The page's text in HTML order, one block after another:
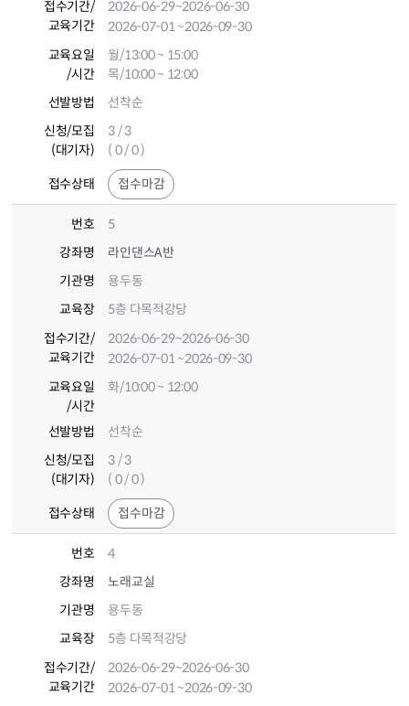
접수기간/
교육기간
2026-06-29~2026-06-30
2026-07-01 ~2026-09-30
교육요일
/시간
월/13:00 ~ 15:00
목/10:00 ~ 12:00
선발방법
선착순
신청/모집
(대기자)
3 / 3
( 0 / 0 )
접수상태 접수마감
번호
5
강좌명
라인댄스A반
기관명
용두동
교육장
5층 다목적강당
접수기간/
교육기간
2026-06-29~2026-06-30
2026-07-01 ~2026-09-30
교육요일
/시간
화/10:00 ~ 12:00
선발방법
선착순
신청/모집
(대기자)
3 / 3
( 0 / 0 )
접수상태 접수마감
번호
4
강좌명
노래교실
기관명
용두동
교육장
5층 다목적강당
접수기간/
교육기간
2026-06-29~2026-06-30
2026-07-01 ~2026-09-30